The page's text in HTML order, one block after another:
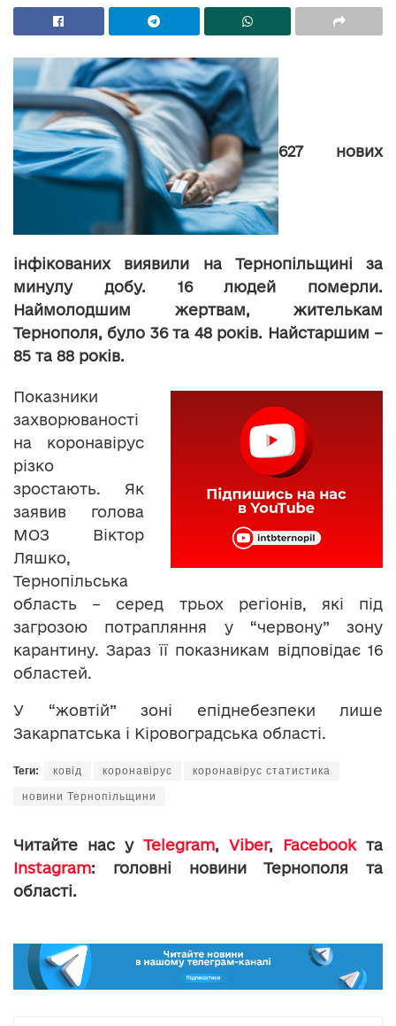
627 нових
інфікованих виявили на Тернопільщині за
минулу добу. 16 людей померли.
Наймолодшим жертвам, жителькам
Тернополя, було 36 та 48 років. Найстаршим –
85 та 88 років.
Показники
захворюваності
на коронавірус
різко
зростають. Як
заявив голова
МОЗ Віктор
Ляшко,
Тернопільська
область – серед трьох регіонів, які під
загрозою потрапляння у “червону” зону
карантину. Зараз її показникам відповідає 16
областей.
У “жовтій” зоні епіднебезпеки лише
Закарпатська і Кіровоградська області.
Теги: ковід коронавірус коронавірус статистика
новини Тернопільщини
Читайте нас у Telegram, Viber, Facebookта
Instagram: головні новини Тернополя та
області.